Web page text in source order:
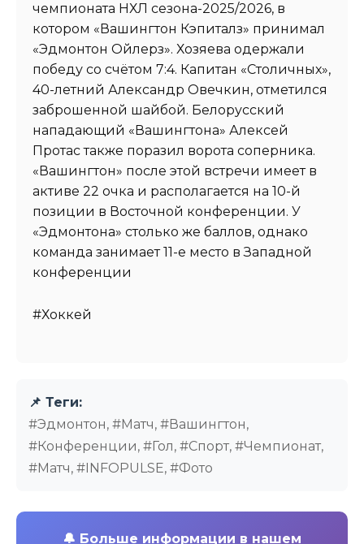
чемпионата НХЛ сезона-2025/2026, в
котором «Вашингтон Кэпиталз» принимал
«Эдмонтон Ойлерз». Хозяева одержали
победу со счётом 7:4. Капитан «Столичных»,
40-летний Александр Овечкин, отметился
заброшенной шайбой. Белорусский
нападающий «Вашингтона» Алексей
Протас также поразил ворота соперника.
«Вашингтон» после этой встречи имеет в
активе 22 очка и располагается на 10-й
позиции в Восточной конференции. У
«Эдмонтона» столько же баллов, однако
команда занимает 11-е место в Западной
конференции
#Хоккей
📌 Теги:
#Эдмонтон, #Матч, #Вашингтон,
#Конференции, #Гол, #Спорт, #Чемпионат,
#Матч, #INFOPULSE, #Фото
🔔 Больше информации в нашем